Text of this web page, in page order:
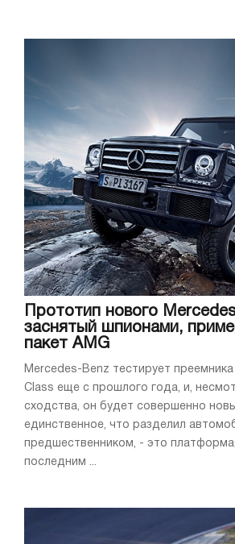
Прототип нового
заснятый шпионами,
пакет AMG
Mercedes-Benz тестирует
Class еще с прошлого года, и,
сходства, он будет совершенно
единственное, что разделил
предшественником, - это
последним ...